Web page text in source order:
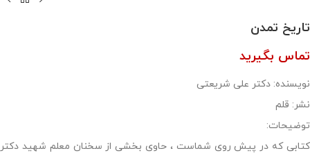
تاریخ تمدن
تماس بگیرید
نویسنده: دکتر علی شریعتی
نشر: قلم
توضیحات:
کتابی که در پیش روی شماست ، حاوی بخشی از سخنان معلم شهید دکتر